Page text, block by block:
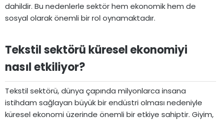
dahildir. Bu nedenlerle sektör hem ekonomik hem de
sosyal olarak önemli bir rol oynamaktadır.
Tekstil sektörü küresel ekonomiyi
nasıl etkiliyor?​
Tekstil sektörü, dünya çapında milyonlarca insana
istihdam sağlayan büyük bir endüstri olması nedeniyle
küresel ekonomi üzerinde önemli bir etkiye sahiptir. Giyim,